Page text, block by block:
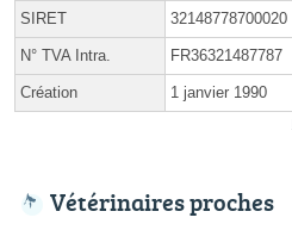
SIRET 32148778700020
N° TVA Intra. FR36321487787
Création 1 janvier 1990
Vétérinaires proches